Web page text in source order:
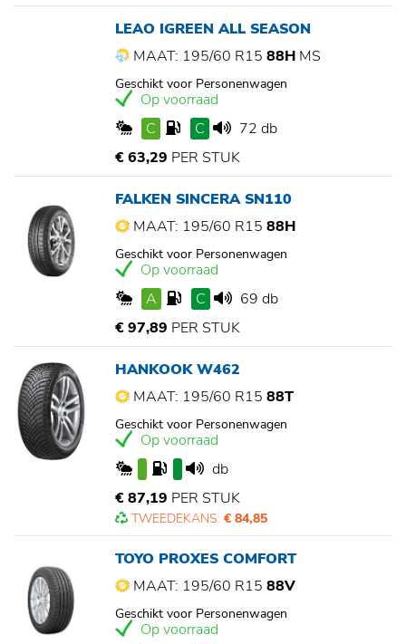
LEAO IGREEN ALL SEASON
MAAT: 195/60 R15 88H MS
Geschikt voor Personenwagen
Op voorraad
C
C
72 db
€ 63,29 PER STUK
FALKEN SINCERA SN110
MAAT: 195/60 R15 88H
Geschikt voor Personenwagen
Op voorraad
A
C
69 db
€ 97,89 PER STUK
HANKOOK W462
MAAT: 195/60 R15 88T
Geschikt voor Personenwagen
Op voorraad
db
€ 87,19 PER STUK
TWEEDEKANS: € 84,85
TOYO PROXES COMFORT
MAAT: 195/60 R15 88V
Geschikt voor Personenwagen
Op voorraad